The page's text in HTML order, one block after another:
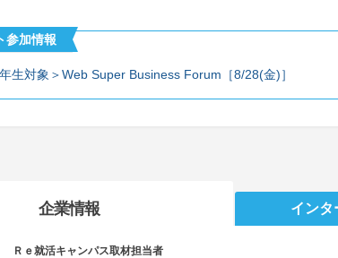
参加情報
生対象＞Web Super Business Forum［8/28(金)］
企業情報 インタ
Ｒｅ就活キャンパス取材担当者